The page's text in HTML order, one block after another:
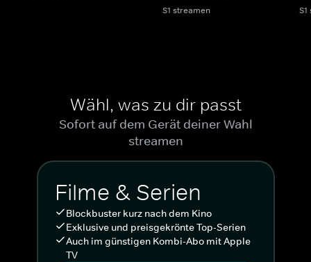
S1 streamen
Wähl, was zu dir passt
Sofort auf dem Gerät deiner Wahl
streamen
Filme & Serien
Blockbuster kurz nach dem Kino
Exklusive und preisgekrönte Top-Serien
Auch im günstigen Kombi-Abo mit Apple
TV